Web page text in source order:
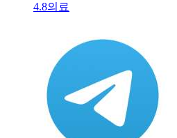
4.8의료